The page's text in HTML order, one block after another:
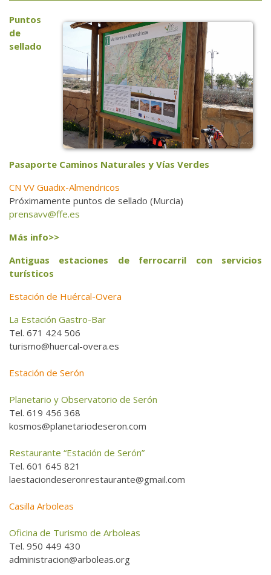
Puntos
de
sellado
Pasaporte Caminos Naturales y Vías Verdes
CN VV Guadix-Almendricos
Próximamente puntos de sellado (Murcia)
prensavv@ffe.es
Más info>>
Antiguas estaciones de ferrocarril con servicios
turísticos
Estación de Huércal-Overa
La Estación Gastro-Bar
Tel. 671 424 506
turismo@huercal-overa.es
Estación de Serón
Planetario y Observatorio de Serón
Tel. 619 456 368
kosmos@planetariodeseron.com
Restaurante “Estación de Serón”
Tel. 601 645 821
laestaciondeseronrestaurante@gmail.com
Casilla Arboleas
Oficina de Turismo de Arboleas
Tel. 950 449 430
administracion@arboleas.org